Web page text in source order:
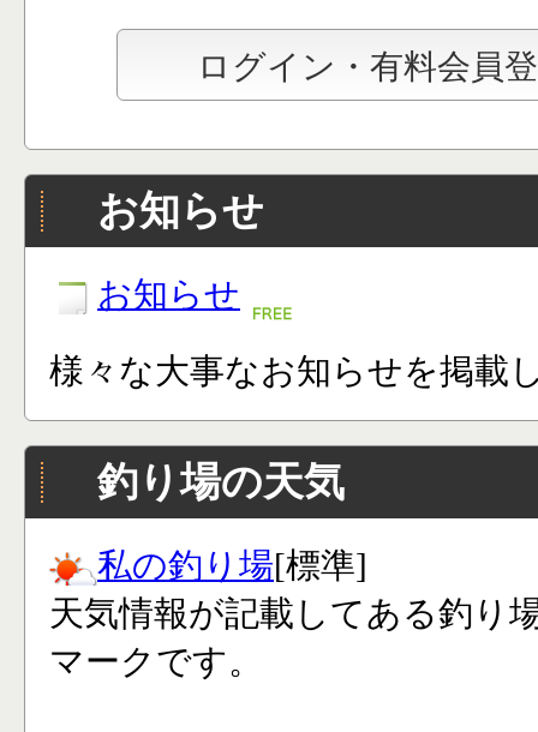
お知らせ
お知らせ
様々な大事なお知らせを掲載
釣り場の天気
私の釣り場[標準]
天気情報が記載してある釣り
マークです。